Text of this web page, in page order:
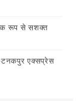
रूप से सशक्त
एक्सप्रेस